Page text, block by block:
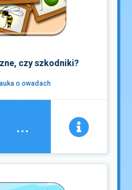
czy szkodniki?
o owadach
...